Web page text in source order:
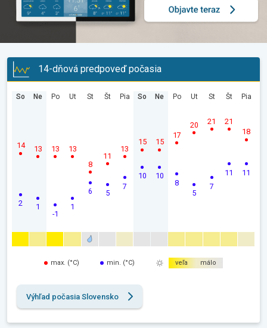
14-dňová predpoveď počasia
So
2
14
Ne
1
13
Po
-1
13
Ut
1
13
St
6
8
Št
5
11
Pia
7
13
So
10
15
Ne
10
15
Po
8
17
Ut
5
20
St
7
21
Št
11
21
Pia
11
18
max. (°C) min. (°C) veľa málo
Výhľad počasia Slovensko